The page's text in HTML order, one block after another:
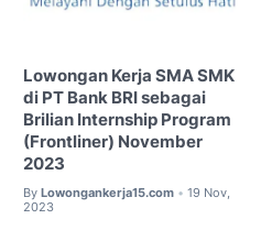
Lowongan Kerja SMA SMK
di PT Bank BRI sebagai
Brilian Internship Program
(Frontliner) November
2023
By Lowongankerja15.com • 19 Nov,
2023